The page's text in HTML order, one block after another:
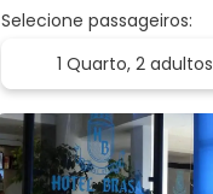
Selecione passageiros:
1 Quarto, 2 adultos